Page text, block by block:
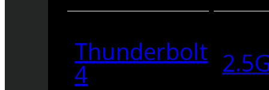
Thunderbolt
4